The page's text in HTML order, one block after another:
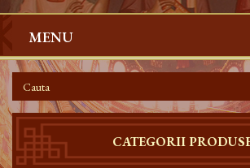
MENU
CATEGORII